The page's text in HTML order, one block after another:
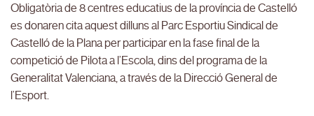
Obligatòria de 8 centres educatius de la província de Castelló
es donaren cita aquest dilluns al Parc Esportiu Sindical de
Castelló de la Plana per participar en la fase final de la
competició de Pilota a l’Escola, dins del programa de la
Generalitat Valenciana, a través de la Direcció General de
l’Esport.